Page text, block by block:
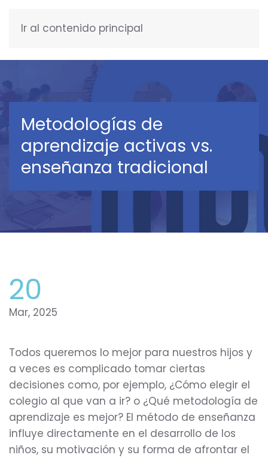
Ir al contenido principal
Metodologías de
aprendizaje activas vs.
enseñanza tradicional
20
Mar, 2025
Todos queremos lo mejor para nuestros hijos y
a veces es complicado tomar ciertas
decisiones como, por ejemplo, ¿Cómo elegir el
colegio al que van a ir? o ¿Qué metodología de
aprendizaje es mejor? El método de enseñanza
influye directamente en el desarrollo de los
niños, su motivación y su forma de afrontar el